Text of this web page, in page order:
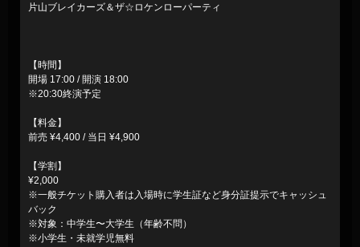
片山ブレイカーズ＆ザ☆ロケンローパーティ
【時間】
開場 17:00 / 開演 18:00
※20:30終演予定
【料金】
前売 ¥4,400 / 当日 ¥4,900
【学割】
¥2,000
※一般チケット購入者は入場時に学生証など身分証提示でキャッシュ
バック
※対象：中学生〜大学生（年齢不問）
※小学生・未就学児無料